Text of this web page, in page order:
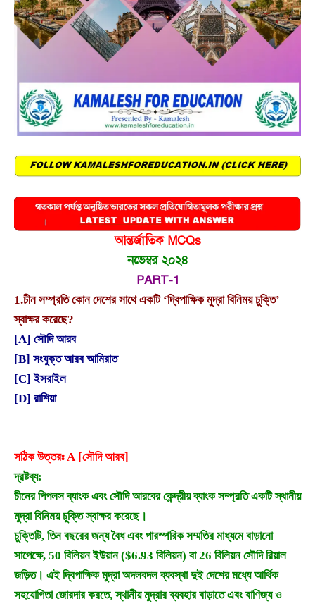
আন্তর্জাতিক MCQs
নভেম্বর ২০২৪
PART-1
1.চীন সম্প্রতি কোন দেশের সাথে একটি ‘দ্বিপাক্ষিক মুদ্রা বিনিময় চুক্তি’
স্বাক্ষর করেছে?
[A] সৌদি আরব
[B] সংযুক্ত আরব আমিরাত
[C] ইসরাইল
[D] রাশিয়া
সঠিক উত্তরঃ A [সৌদি আরব]
দ্রষ্টব্য:
চীনের পিপলস ব্যাংক এবং সৌদি আরবের কেন্দ্রীয় ব্যাংক সম্প্রতি একটি স্থানীয়
মুদ্রা বিনিময় চুক্তি স্বাক্ষর করেছে।
চুক্তিটি, তিন বছরের জন্য বৈধ এবং পারস্পরিক সম্মতির মাধ্যমে বাড়ানো
সাপেক্ষে, 50 বিলিয়ন ইউয়ান ($6.93 বিলিয়ন) বা 26 বিলিয়ন সৌদি রিয়াল
জড়িত। এই দ্বিপাক্ষিক মুদ্রা অদলবদল ব্যবস্থা দুই দেশের মধ্যে আর্থিক
সহযোগিতা জোরদার করতে, স্থানীয় মুদ্রার ব্যবহার বাড়াতে এবং বাণিজ্য ও